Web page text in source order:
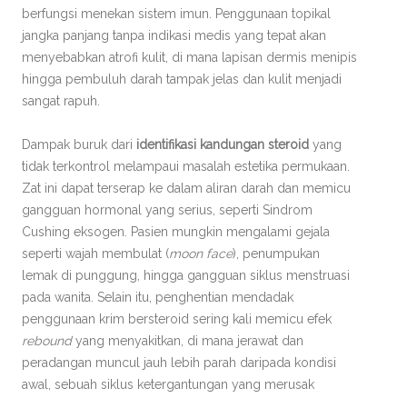
berfungsi menekan sistem imun. Penggunaan topikal
jangka panjang tanpa indikasi medis yang tepat akan
menyebabkan atrofi kulit, di mana lapisan dermis menipis
hingga pembuluh darah tampak jelas dan kulit menjadi
sangat rapuh.
Dampak buruk dari identifikasi kandungan steroid yang
tidak terkontrol melampaui masalah estetika permukaan.
Zat ini dapat terserap ke dalam aliran darah dan memicu
gangguan hormonal yang serius, seperti Sindrom
Cushing eksogen. Pasien mungkin mengalami gejala
seperti wajah membulat (moon face), penumpukan
lemak di punggung, hingga gangguan siklus menstruasi
pada wanita. Selain itu, penghentian mendadak
penggunaan krim bersteroid sering kali memicu efek
reboundyang menyakitkan, di mana jerawat dan
peradangan muncul jauh lebih parah daripada kondisi
awal, sebuah siklus ketergantungan yang merusak